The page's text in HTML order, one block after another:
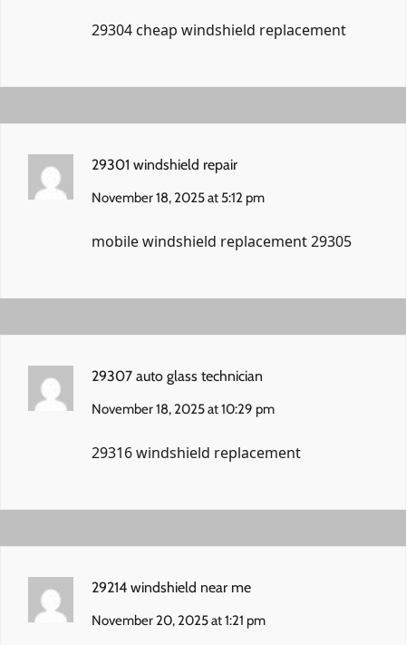
29304 cheap windshield replacement
29301 windshield repair
November 18, 2025 at 5:12 pm
mobile windshield replacement 29305
29307 auto glass technician
November 18, 2025 at 10:29 pm
29316 windshield replacement
29214 windshield near me
November 20, 2025 at 1:21 pm